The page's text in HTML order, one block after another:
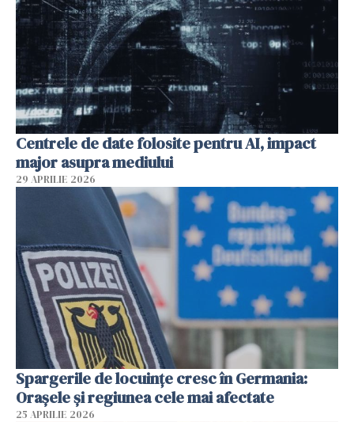
Centrele de date folosite pentru AI, impact
major asupra mediului
29 APRILIE 2026
Spargerile de locuințe cresc în Germania:
Orașele și regiunea cele mai afectate
25 APRILIE 2026